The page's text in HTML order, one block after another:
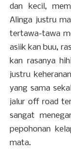
dan kecil,
Alinga justru
tertawa-tawa
asiik kan buu,
kan rasanya
justru
yang sama
jalur off road
sangat
pepohonan
mata.